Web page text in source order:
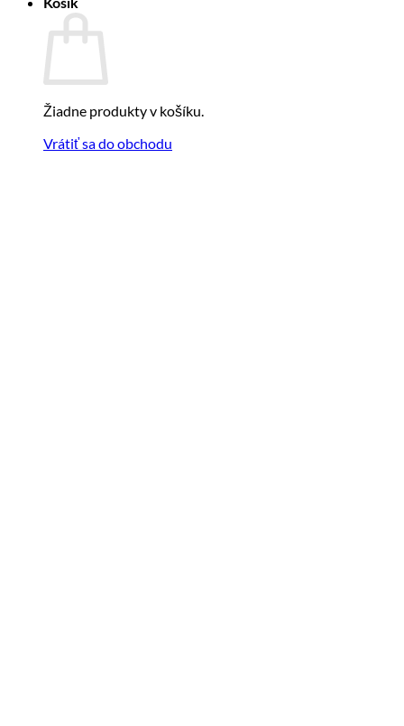
Košík
Žiadne produkty v košíku.
Vrátiť sa do obchodu